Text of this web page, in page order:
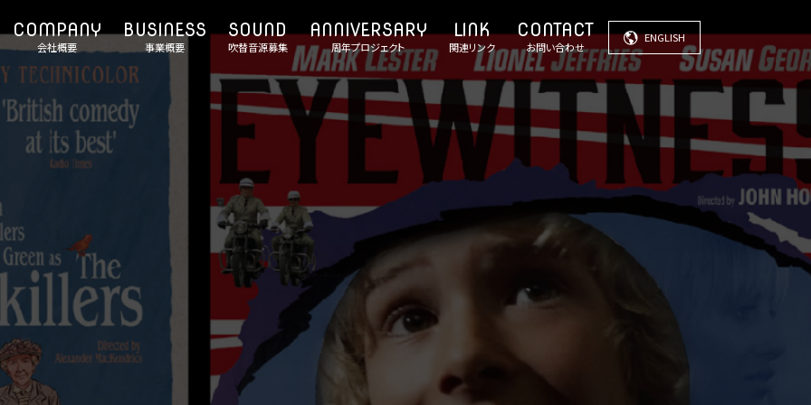
会社概要 事業概要 吹替音源募集 周年プロジェクト 関連リンク お問い合わせ
ENGLISH